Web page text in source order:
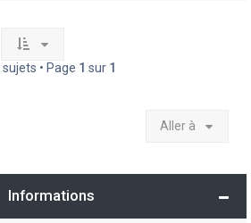
sujets • Page 1 sur 1
Aller à
Informations